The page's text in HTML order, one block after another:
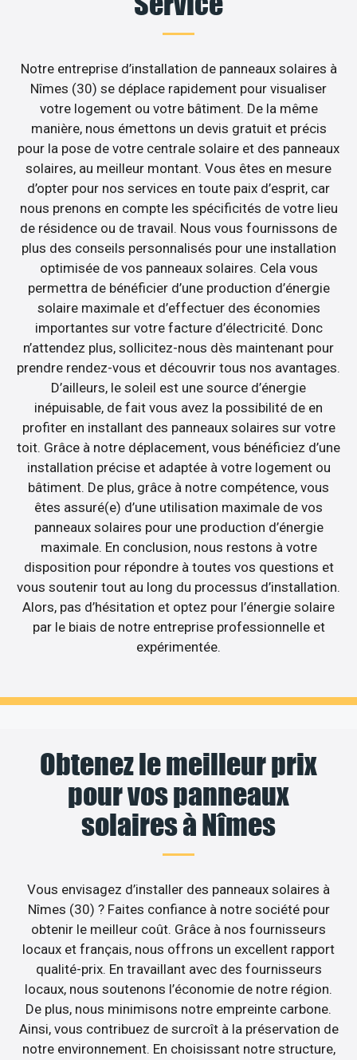
Notre entreprise d’installation de panneaux solaires à
Nîmes (30) se déplace rapidement pour visualiser
votre logement ou votre bâtiment. De la même
manière, nous émettons un devis gratuit et précis
pour la pose de votre centrale solaire et des panneaux
solaires, au meilleur montant. Vous êtes en mesure
d’opter pour nos services en toute paix d’esprit, car
nous prenons en compte les spécificités de votre lieu
de résidence ou de travail. Nous vous fournissons de
plus des conseils personnalisés pour une installation
optimisée de vos panneaux solaires. Cela vous
permettra de bénéficier d’une production d’énergie
solaire maximale et d’effectuer des économies
importantes sur votre facture d’électricité. Donc
n’attendez plus, sollicitez-nous dès maintenant pour
prendre rendez-vous et découvrir tous nos avantages.
D’ailleurs, le soleil est une source d’énergie
inépuisable, de fait vous avez la possibilité de en
profiter en installant des panneaux solaires sur votre
toit. Grâce à notre déplacement, vous bénéficiez d’une
installation précise et adaptée à votre logement ou
bâtiment. De plus, grâce à notre compétence, vous
êtes assuré(e) d’une utilisation maximale de vos
panneaux solaires pour une production d’énergie
maximale. En conclusion, nous restons à votre
disposition pour répondre à toutes vos questions et
vous soutenir tout au long du processus d’installation.
Alors, pas d’hésitation et optez pour l’énergie solaire
par le biais de notre entreprise professionnelle et
expérimentée.
Obtenez le meilleur prix
pour vos panneaux
solaires à Nîmes
Vous envisagez d’installer des panneaux solaires à
Nîmes (30) ? Faites confiance à notre société pour
obtenir le meilleur coût. Grâce à nos fournisseurs
locaux et français, nous offrons un excellent rapport
qualité-prix. En travaillant avec des fournisseurs
locaux, nous soutenons l’économie de notre région.
De plus, nous minimisons notre empreinte carbone.
Ainsi, vous contribuez de surcroît à la préservation de
notre environnement. En choisissant notre structure,